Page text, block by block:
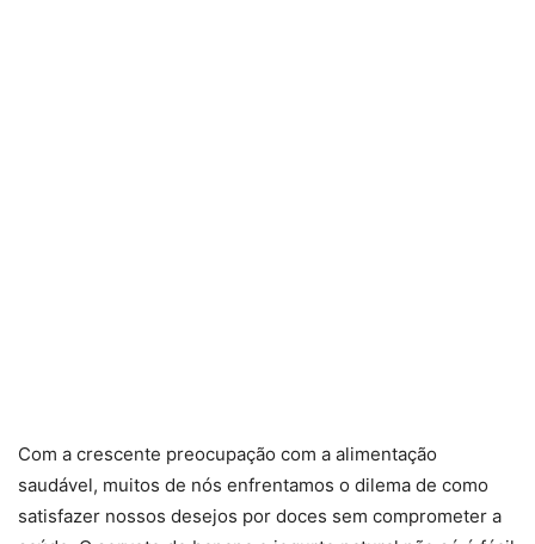
Com a crescente preocupação com a alimentação
saudável, muitos de nós enfrentamos o dilema de como
satisfazer nossos desejos por doces sem comprometer a